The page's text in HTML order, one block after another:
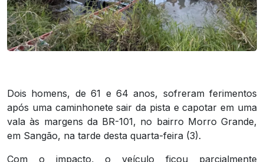
Dois homens, de 61 e 64 anos, sofreram ferimentos
após uma caminhonete sair da pista e capotar em uma
vala às margens da BR-101, no bairro Morro Grande,
em Sangão, na tarde desta quarta-feira (3).
Com o impacto, o veículo ficou parcialmente